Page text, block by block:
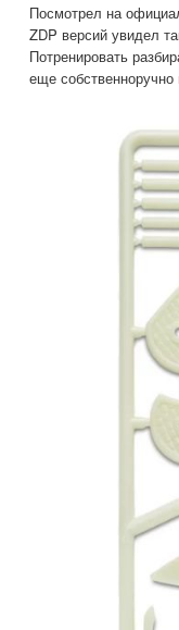
Посмотрел на
ZDP версий увидел
Потренировать
еще собственноручно